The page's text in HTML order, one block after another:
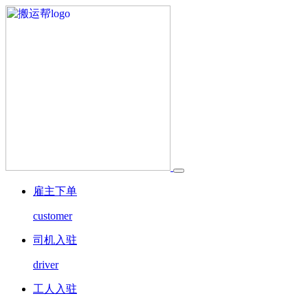
雇主下单
customer
司机入驻
driver
工人入驻